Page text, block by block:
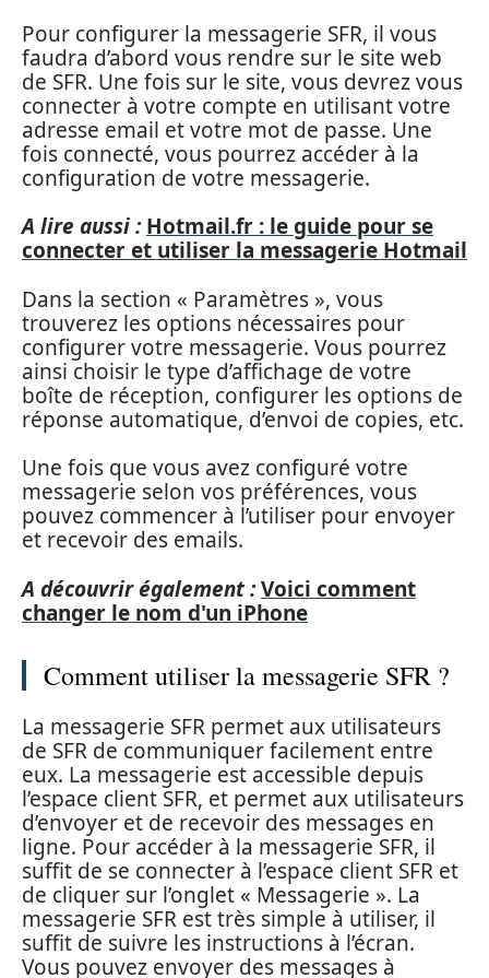
Pour configurer la messagerie SFR, il vous
faudra d’abord vous rendre sur le site web
de SFR. Une fois sur le site, vous devrez vous
connecter à votre compte en utilisant votre
adresse email et votre mot de passe. Une
fois connecté, vous pourrez accéder à la
configuration de votre messagerie.
A lire aussi : Hotmail.fr : le guide pour se
connecter et utiliser la messagerie Hotmail
Dans la section « Paramètres », vous
trouverez les options nécessaires pour
configurer votre messagerie. Vous pourrez
ainsi choisir le type d’affichage de votre
boîte de réception, configurer les options de
réponse automatique, d’envoi de copies, etc.
Une fois que vous avez configuré votre
messagerie selon vos préférences, vous
pouvez commencer à l’utiliser pour envoyer
et recevoir des emails.
A découvrir également :Voici comment
changer le nom d'un iPhone
Comment utiliser la messagerie SFR ?
La messagerie SFR permet aux utilisateurs
de SFR de communiquer facilement entre
eux. La messagerie est accessible depuis
l’espace client SFR, et permet aux utilisateurs
d’envoyer et de recevoir des messages en
ligne. Pour accéder à la messagerie SFR, il
suffit de se connecter à l’espace client SFR et
de cliquer sur l’onglet « Messagerie ». La
messagerie SFR est très simple à utiliser, il
suffit de suivre les instructions à l’écran.
Vous pouvez envoyer des messages à